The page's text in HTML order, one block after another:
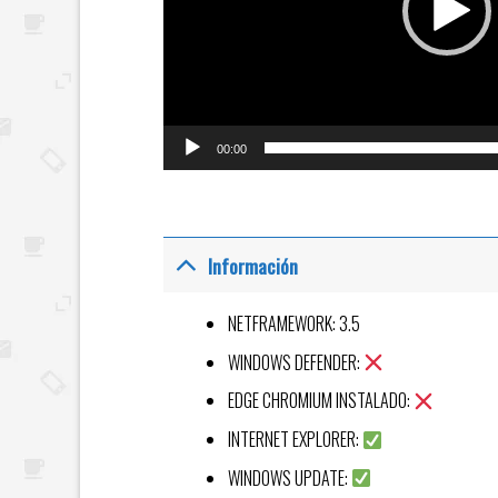
00:00
Información
NETFRAMEWORK: 3.5
WINDOWS DEFENDER:
EDGE CHROMIUM INSTALADO:
INTERNET EXPLORER:
WINDOWS UPDATE: